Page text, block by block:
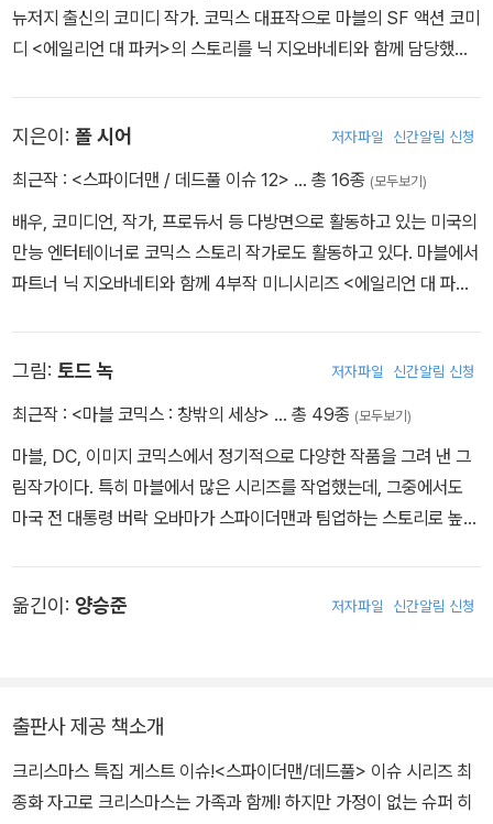
뉴저지 출신의 코미디 작가. 코믹스 대표작으로 마블의 SF 액션 코미
디 <에일리언 대 파커>의 스토리를 닉 지오바네티와 함께 담당했으
지은이: 폴 시어 저자파일 신간알림 신청
최근작 : <스파이더맨 / 데드풀 이슈 12> … 총 16종 (모두보기)
배우, 코미디언, 작가, 프로듀서 등 다방면으로 활동하고 있는 미국의
만능 엔터테이너로 코믹스 스토리 작가로도 활동하고 있다. 마블에서
파트너 닉 지오바네티와 함께 4부작 미니시리즈 <에일리언 대 파커
제작에 참여하거나 출연하고 있다.
그림: 토드 녹 저자파일 신간알림 신청
최근작 : <마블 코믹스 : 창밖의 세상> … 총 49종 (모두보기)
마블, DC, 이미지 코믹스에서 정기적으로 다양한 작품을 그려 낸 그
림작가이다. 특히 마블에서 많은 시리즈를 작업했는데, 그중에서도
마국 전 대통령 버락 오바마가 스파이더맨과 팀업하는 스토리로 높은
옮긴이: 양승준 저자파일 신간알림 신청
출판사 제공 책소개
크리스마스 특집 게스트 이슈!<스파이더맨/데드풀> 이슈 시리즈 최
종화 자고로 크리스마스는 가족과 함께! 하지만 가정이 없는 슈퍼 히